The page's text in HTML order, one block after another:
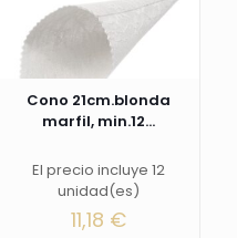
Cono 21cm.blonda
marfil, min.12...
El precio incluye 12
unidad(es)
11,18 €